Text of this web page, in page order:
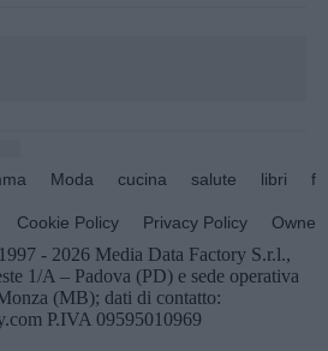
Moda cucina salute libri
Cookie Policy Privacy Policy
- 2026 Media Data Factory S.r.l.,
1/A – Padova (PD) e sede operativa
(MB); dati di contatto:
P.IVA 09595010969